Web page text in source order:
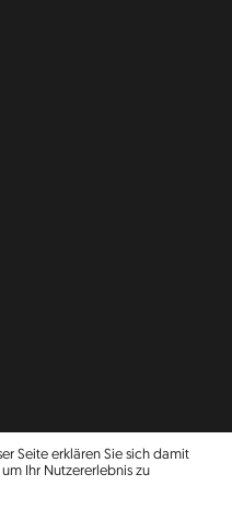
Seite erklären Sie sich damit
Ihr Nutzererlebnis zu